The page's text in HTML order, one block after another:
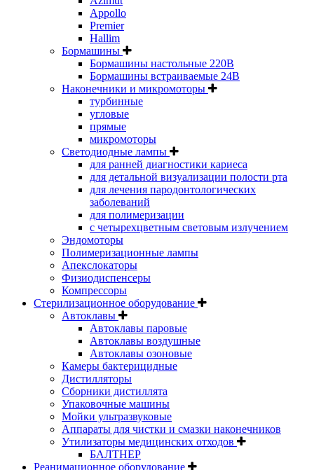
Appollo
Premier
Hallim
Бормашины
Бормашины настольные 220В
Бормашины встраиваемые 24В
Наконечники и микромоторы
турбинные
угловые
прямые
микромоторы
Светодиодные лампы
для ранней диагностики кариеса
для детальной визуализации полости рта
для лечения пародонтологических
заболеваний
для полимеризации
с четырехцветным световым излучением
Эндомоторы
Полимеризационные лампы
Апекслокаторы
Физиодиспенсеры
Компрессоры
Стерилизационное оборудование
Автоклавы
Автоклавы паровые
Автоклавы воздушные
Автоклавы озоновые
Камеры бактерицидные
Дистилляторы
Сборники дистиллята
Упаковочные машины
Мойки ультразвуковые
Аппараты для чистки и смазки наконечников
Утилизаторы медицинских отходов
БАЛТНЕР
Реанимационное оборудование